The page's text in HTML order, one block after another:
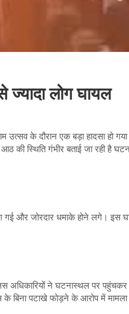
लोग घायल
उत्सव के दौरान एक बड़ा हादसा हो
स्थिति गंभीर बताई जा रही है
गई और जोरदार धमाके होने लगे। इस
अधिकारियों ने घटनास्थल पर पहुंचकर
बिना पटाखे फोड़ने के आरोप में मामला